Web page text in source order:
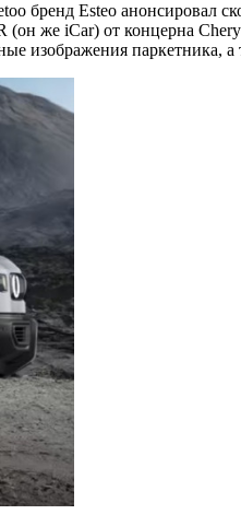
Esteo анонсировал
же iCar) от концерна
изображения паркетника, а